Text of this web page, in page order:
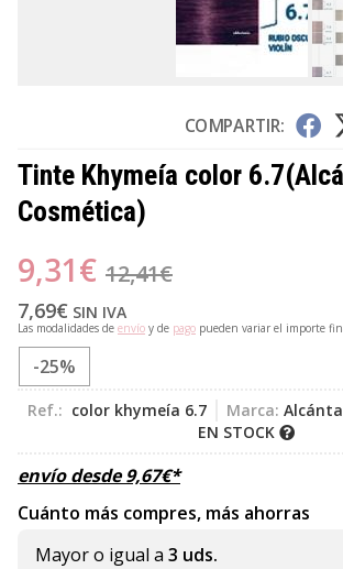
COMPARTIR:
Tinte Khymeía color 6.7
Cosmética)
9,31€ 12,41€
7,69€ SIN IVA
Las modalidades de envío y de pago pueden variar el importe
-25%
Ref.: color khymeía 6.7 Marca:
EN STOCK
envío desde9,67€*
Cuánto más compres, más ahorras
Mayor o igual a 3 uds.